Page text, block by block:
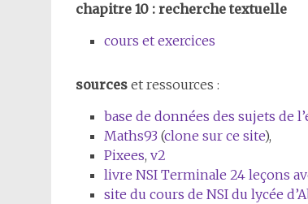
chapitre 10 : recherche textuelle
cours et exercices
sources et ressources :
base de données des sujets de
Maths93 (clone sur ce site),
Pixees, v2
livre NSI Terminale 24 leçons
site du cours de NSI du lycée